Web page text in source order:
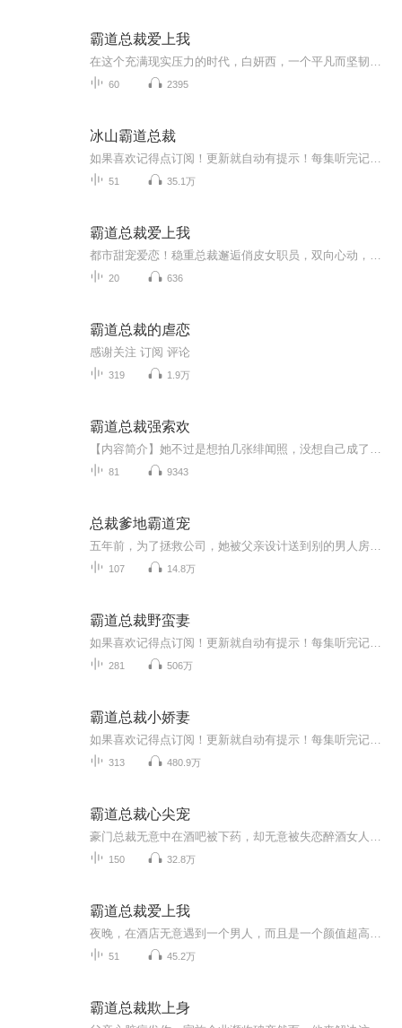
霸道总裁爱上我
60 2395
冰山霸道总裁
51 35.1万
霸道总裁爱上我
20 636
霸道总裁的虐恋
感谢关注 订阅 评论
319 1.9万
霸道总裁强索欢
81 9343
总裁爹地霸道宠
107 14.8万
霸道总裁野蛮妻
281 506万
霸道总裁小娇妻
313 480.9万
霸道总裁心尖宠
150 32.8万
霸道总裁爱上我
51 45.2万
霸道总裁欺上身